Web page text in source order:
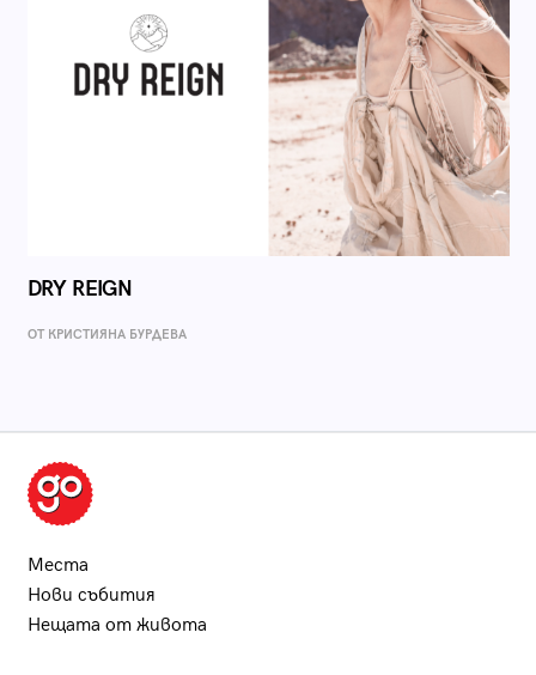
DRY REIGN
ОТ КРИСТИЯНА БУРДЕВА
Места
Нови събития
Нещата от живота